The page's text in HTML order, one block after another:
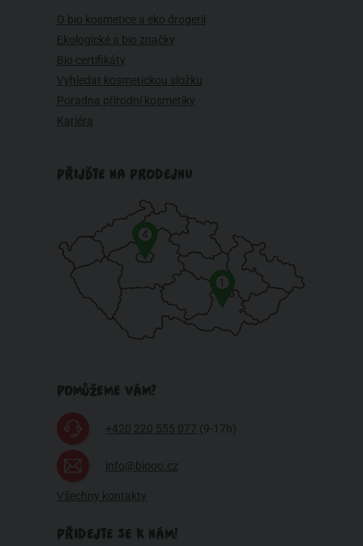
O bio kosmetice a eko drogerii
Ekologické a bio značky
Bio certifikáty
Vyhledat kosmetickou složku
Poradna přírodní kosmetiky
Kariéra
PŘIJĎTE NA PRODEJNU
1
4
POMŮŽEME VÁM?
+420 220 555 077 (9-17h)
info@biooo.cz
Všechny kontakty
PŘIDEJTE SE K NÁM!